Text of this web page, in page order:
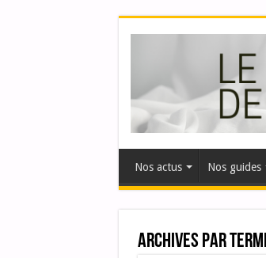
Nos actus Nos guides
Archives par